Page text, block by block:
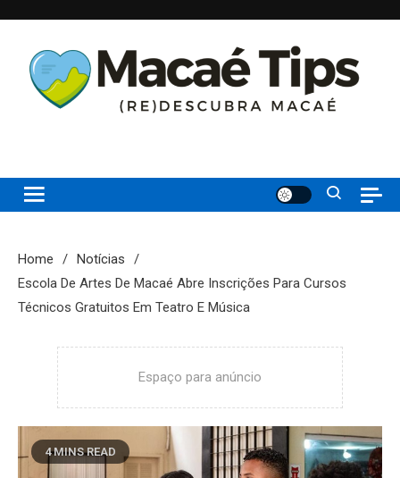
content
Princesinha do Atlântico
Home
Notícias
Escola De Artes De Macaé Abre Inscrições Para Cursos
Técnicos Gratuitos Em Teatro E Música
Espaço para anúncio
4 MINS READ